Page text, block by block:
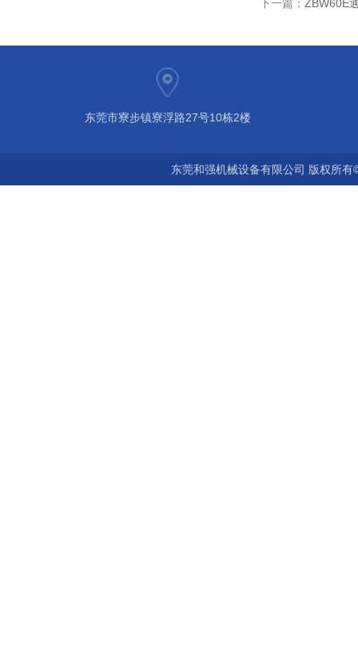
下一篇： ZBW60E
东莞市寮步镇寮浮路27号10栋2楼
东莞和强机械设备有限公司 版权所